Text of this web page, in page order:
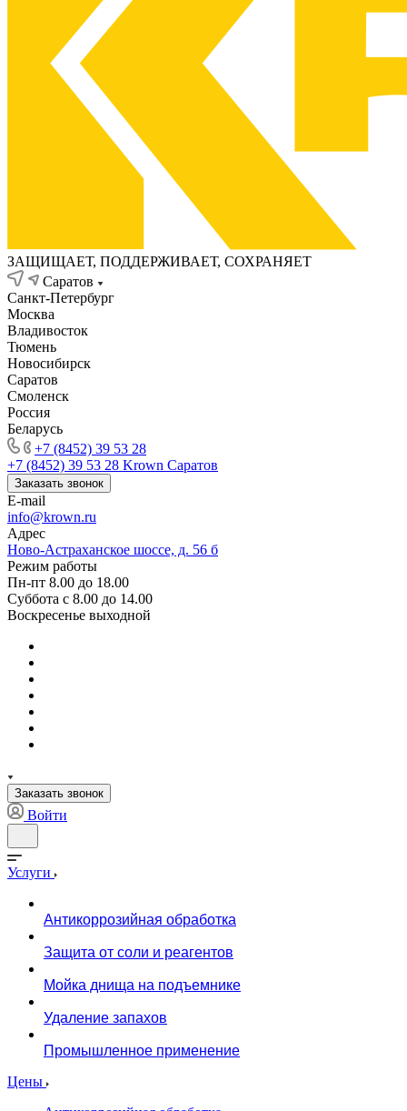
ЗАЩИЩАЕТ, ПОДДЕРЖИВАЕТ, СОХРАНЯЕТ
Саратов
Санкт-Петербург
Москва
Владивосток
Тюмень
Новосибирск
Саратов
Смоленск
Россия
Беларусь
+7 (8452) 39 53 28
+7 (8452) 39 53 28 Krown Саратов
Заказать звонок
E-mail
info@krown.ru
Адрес
Ново-Астраханское шоссе, д. 56 б
Режим работы
Пн-пт 8.00 до 18.00
Суббота с 8.00 до 14.00
Воскресенье выходной
Заказать звонок
Войти
Услуги
Антикоррозийная обработка
Защита от соли и реагентов
Мойка днища на подъемнике
Удаление запахов
Промышленное применение
Цены